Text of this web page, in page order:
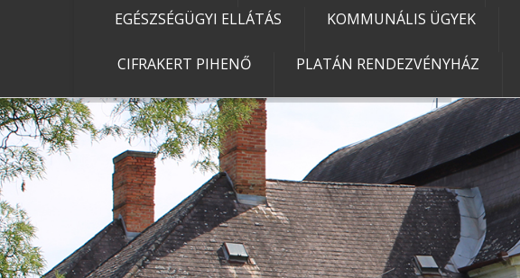
EGÉSZSÉGÜGYI ELLÁTÁS KOMMUNÁLIS ÜGYEK
CIFRAKERT PIHENŐ PLATÁN RENDEZVÉNYHÁZ